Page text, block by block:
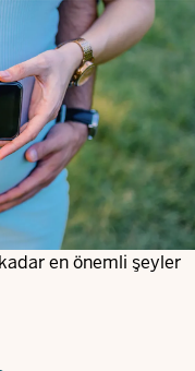
en önemli şeyler